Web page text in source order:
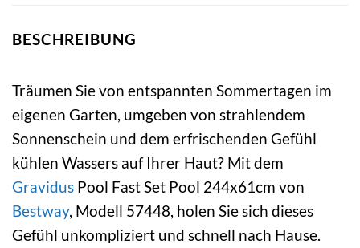
BESCHREIBUNG
Träumen Sie von entspannten Sommertagen im
eigenen Garten, umgeben von strahlendem
Sonnenschein und dem erfrischenden Gefühl
kühlen Wassers auf Ihrer Haut? Mit dem
Gravidus Pool Fast Set Pool 244x61cm von
Bestway, Modell 57448, holen Sie sich dieses
Gefühl unkompliziert und schnell nach Hause.